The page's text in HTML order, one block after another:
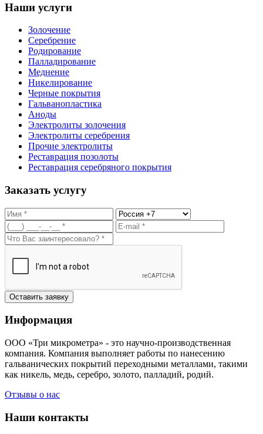
Наши услуги
Золочение
Серебрение
Родирование
Палладирование
Меднение
Никелирование
Черные покрытия
Гальванопластика
Аноды
Электролиты золочения
Электролиты серебрения
Прочие электролиты
Реставрация позолоты
Реставрация серебряного покрытия
Заказать услугу
Оставить заявку
Информация
ООО «Три микрометра» - это научно-производственная
компания. Компания выполняет работы по нанесению
гальванических покрытий переходными металлами, такими
как никель, медь, серебро, золото, палладий, родий.
Отзывы о нас
Наши контакты